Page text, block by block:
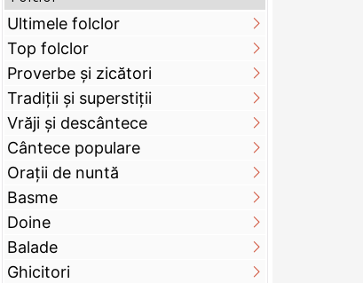
Ultimele folclor
Top folclor
Proverbe și zicători
Tradiții și superstiții
Vrăji și descântece
Cântece populare
Orații de nuntă
Basme
Doine
Balade
Ghicitori